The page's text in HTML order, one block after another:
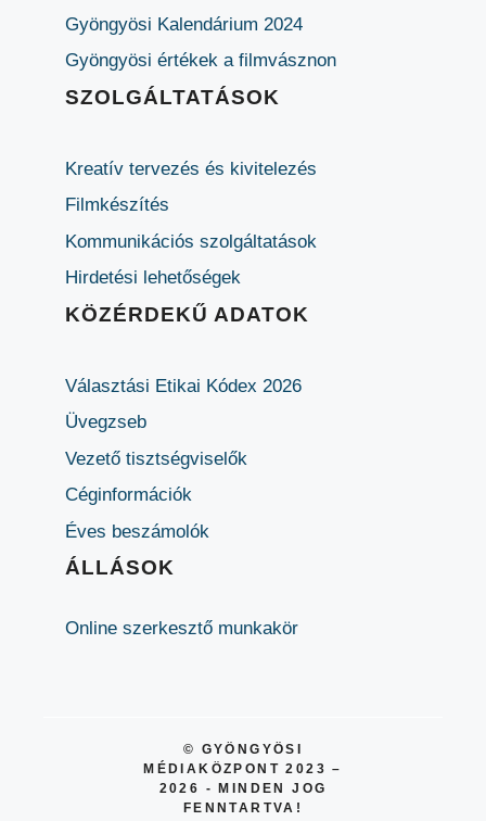
Gyöngyösi Kalendárium 2024
Gyöngyösi értékek a filmvásznon
SZOLGÁLTATÁSOK
Kreatív tervezés és kivitelezés
Filmkészítés
Kommunikációs szolgáltatások
Hirdetési lehetőségek
KÖZÉRDEKŰ ADATOK
Választási Etikai Kódex 2026
Üvegzseb
Vezető tisztségviselők
Céginformációk
Éves beszámolók
ÁLLÁSOK
Online szerkesztő munkakör
© GYÖNGYÖSI
MÉDIAKÖZPONT 2023 –
2026 - MINDEN JOG
FENNTARTVA!